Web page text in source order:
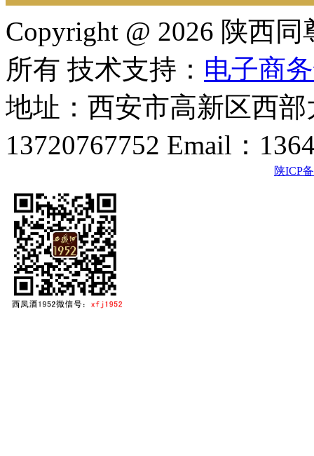
Copyright @ 2026 陕西
所有 技术支持： 电子商
地址：西安市高新区西
13720767752 Email：
陕ICP